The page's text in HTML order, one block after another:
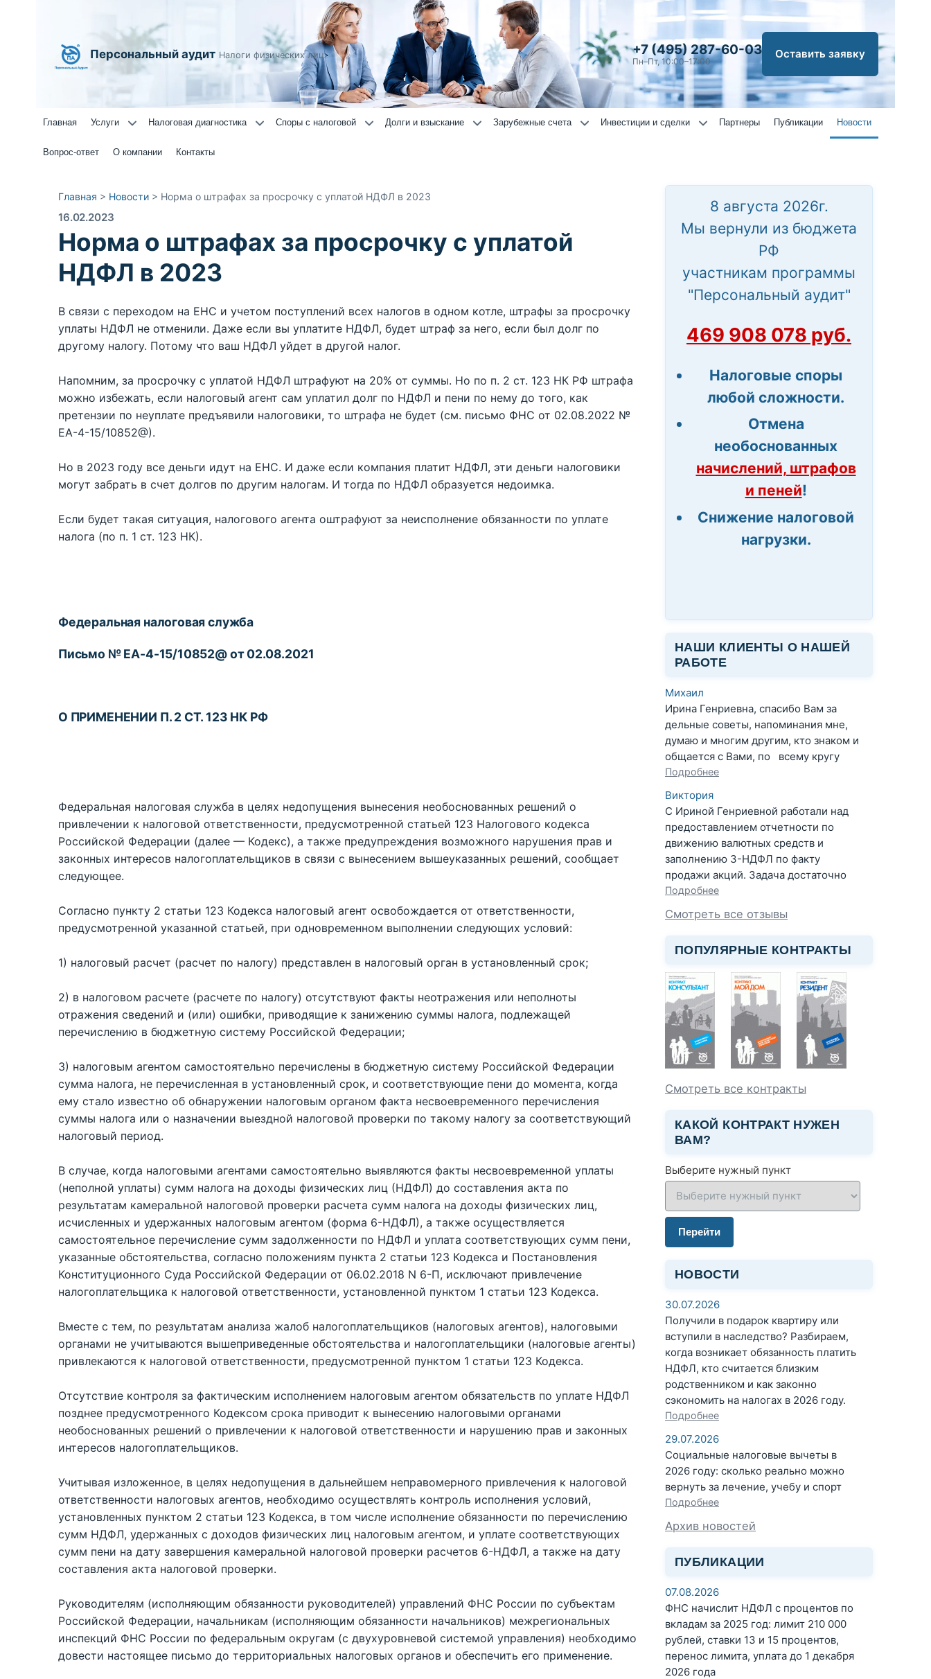
Персональный аудит Налоги физических лиц +7 (495) 287-60-03
Пн–Пт, 10:00–17:00
Оставить заявку
Главная Услуги Налоговая диагностика Споры с налоговой Долги и взыскание Зарубежные счета Инвестиции и сделки Партнеры Публикации Новости
Вопрос-ответ О компании Контакты
Главная > Новости > Норма о штрафах за просрочку с уплатой НДФЛ в 2023
16.02.2023
Норма о штрафах за просрочку с уплатой
НДФЛ в 2023
В связи с переходом на ЕНС и учетом поступлений всех налогов в одном котле, штрафы за просрочку
уплаты НДФЛ не отменили. Даже если вы уплатите НДФЛ, будет штраф за него, если был долг по
другому налогу. Потому что ваш НДФЛ уйдет в другой налог.
Напомним, за просрочку с уплатой НДФЛ штрафуют на 20% от суммы. Но по п. 2 ст. 123 НК РФ штрафа
можно избежать, если налоговый агент сам уплатил долг по НДФЛ и пени по нему до того, как
претензии по неуплате предъявили налоговики, то штрафа не будет (см. письмо ФНС от 02.08.2022 №
ЕА-4-15/10852@).
Но в 2023 году все деньги идут на ЕНС. И даже если компания платит НДФЛ, эти деньги налоговики
могут забрать в счет долгов по другим налогам. И тогда по НДФЛ образуется недоимка.
Если будет такая ситуация, налогового агента оштрафуют за неисполнение обязанности по уплате
налога (по п. 1 ст. 123 НК).
Федеральная налоговая служба
Письмо № ЕА-4-15/10852@ от 02.08.2021
О ПРИМЕНЕНИИ П. 2 СТ. 123 НК РФ
Федеральная налоговая служба в целях недопущения вынесения необоснованных решений о
привлечении к налоговой ответственности, предусмотренной статьей 123 Налогового кодекса
Российской Федерации (далее — Кодекс), а также предупреждения возможного нарушения прав и
законных интересов налогоплательщиков в связи с вынесением вышеуказанных решений, сообщает
следующее.
Согласно пункту 2 статьи 123 Кодекса налоговый агент освобождается от ответственности,
предусмотренной указанной статьей, при одновременном выполнении следующих условий:
1) налоговый расчет (расчет по налогу) представлен в налоговый орган в установленный срок;
2) в налоговом расчете (расчете по налогу) отсутствуют факты неотражения или неполноты
отражения сведений и (или) ошибки, приводящие к занижению суммы налога, подлежащей
перечислению в бюджетную систему Российской Федерации;
3) налоговым агентом самостоятельно перечислены в бюджетную систему Российской Федерации
сумма налога, не перечисленная в установленный срок, и соответствующие пени до момента, когда
ему стало известно об обнаружении налоговым органом факта несвоевременного перечисления
суммы налога или о назначении выездной налоговой проверки по такому налогу за соответствующий
налоговый период.
В случае, когда налоговыми агентами самостоятельно выявляются факты несвоевременной уплаты
(неполной уплаты) сумм налога на доходы физических лиц (НДФЛ) до составления акта по
результатам камеральной налоговой проверки расчета сумм налога на доходы физических лиц,
исчисленных и удержанных налоговым агентом (форма 6-НДФЛ), а также осуществляется
самостоятельное перечисление сумм задолженности по НДФЛ и уплата соответствующих сумм пени,
указанные обстоятельства, согласно положениям пункта 2 статьи 123 Кодекса и Постановления
Конституционного Суда Российской Федерации от 06.02.2018 N 6-П, исключают привлечение
налогоплательщика к налоговой ответственности, установленной пунктом 1 статьи 123 Кодекса.
Вместе с тем, по результатам анализа жалоб налогоплательщиков (налоговых агентов), налоговыми
органами не учитываются вышеприведенные обстоятельства и налогоплательщики (налоговые агенты)
привлекаются к налоговой ответственности, предусмотренной пунктом 1 статьи 123 Кодекса.
Отсутствие контроля за фактическим исполнением налоговым агентом обязательств по уплате НДФЛ
позднее предусмотренного Кодексом срока приводит к вынесению налоговыми органами
необоснованных решений о привлечении к налоговой ответственности и нарушению прав и законных
интересов налогоплательщиков.
Учитывая изложенное, в целях недопущения в дальнейшем неправомерного привлечения к налоговой
ответственности налоговых агентов, необходимо осуществлять контроль исполнения условий,
установленных пунктом 2 статьи 123 Кодекса, в том числе исполнение обязанности по перечислению
сумм НДФЛ, удержанных с доходов физических лиц налоговым агентом, и уплате соответствующих
сумм пени на дату завершения камеральной налоговой проверки расчетов 6-НДФЛ, а также на дату
составления акта налоговой проверки.
Руководителям (исполняющим обязанности руководителей) управлений ФНС России по субъектам
Российской Федерации, начальникам (исполняющим обязанности начальников) межрегиональных
инспекций ФНС России по федеральным округам (с двухуровневой системой управления) необходимо
довести настоящее письмо до территориальных налоговых органов и обеспечить его применение.
8 августа 2026г.
Мы вернули из бюджета
РФ
участникам программы
"Персональный аудит"
469 908 078 руб.
Налоговые споры
любой сложности.
Отмена
необоснованных
начислений, штрафов
и пеней!
Снижение налоговой
нагрузки.
НАШИ КЛИЕНТЫ О НАШЕЙ
РАБОТЕ
Михаил
Ирина Генриевна, спасибо Вам за
дельные советы, напоминания мне,
думаю и многим другим, кто знаком и
общается с Вами, по всему кругу
Подробнее
Виктория
С Ириной Генриевной работали над
предоставлением отчетности по
движению валютных средств и
заполнению 3-НДФЛ по факту
продажи акций. Задача достаточно
Подробнее
Смотреть все отзывы
ПОПУЛЯРНЫЕ КОНТРАКТЫ
Смотреть все контракты
КАКОЙ КОНТРАКТ НУЖЕН
ВАМ?
Выберите нужный пункт
Перейти
НОВОСТИ
30.07.2026
Получили в подарок квартиру или
вступили в наследство? Разбираем,
когда возникает обязанность платить
НДФЛ, кто считается близким
родственником и как законно
сэкономить на налогах в 2026 году.
Подробнее
29.07.2026
Социальные налоговые вычеты в
2026 году: сколько реально можно
вернуть за лечение, учебу и спорт
Подробнее
Архив новостей
ПУБЛИКАЦИИ
07.08.2026
ФНС начислит НДФЛ с процентов по
вкладам за 2025 год: лимит 210 000
рублей, ставки 13 и 15 процентов,
перенос лимита, уплата до 1 декабря
2026 года